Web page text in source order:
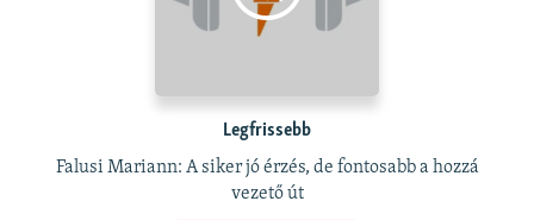
Legfrissebb
Falusi Mariann: A siker jó érzés, de fontosabb a hozzá
vezető út